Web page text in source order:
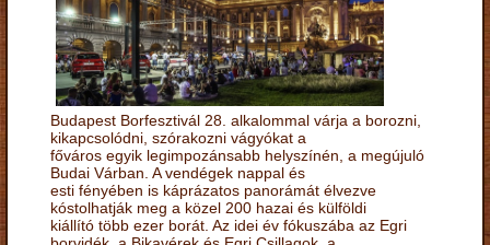
Budapest Borfesztivál 28. alkalommal várja a borozni,
kikapcsolódni, szórakozni vágyókat a
főváros egyik legimpozánsabb helyszínén, a megújuló
Budai Várban. A vendégek nappal és
esti fényében is káprázatos panorámát élvezve
kóstolhatják meg a közel 200 hazai és külföldi
kiállító több ezer borát. Az idei év fókuszába az Egri